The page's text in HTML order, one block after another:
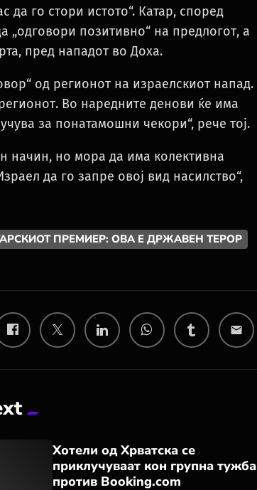
го стори истото“. Катар, според
позитивно“ на предлогот, а
пред нападот во Доха.
од регионот на израелскиот напад.
Во наредните денови ќе има
за понатамошни чекори“, рече тој.
начин, но мора да има колективна
да го запре овој вид насилство“,
ПРЕМИЕР: ОВА Е ДРЖАВЕН ТЕРОР
email
Хотели од Хрватска се
приклучуваат кон групна тужба
против Booking.com